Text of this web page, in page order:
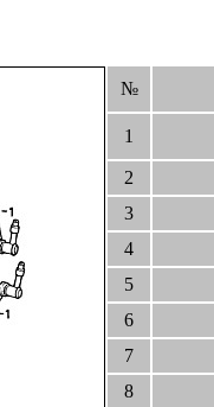
№
1
2
3
4
5
6
7
8